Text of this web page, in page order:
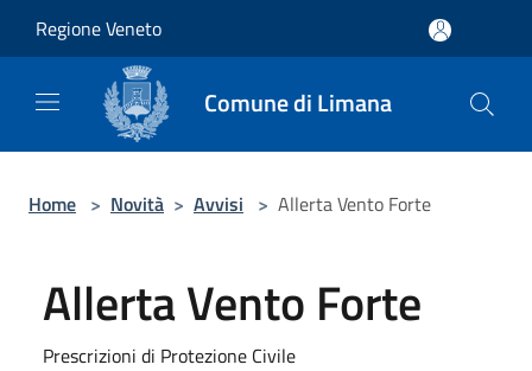
Regione Veneto
Comune di Limana
Home > Novità > Avvisi > Allerta Vento Forte
Allerta Vento Forte
Prescrizioni di Protezione Civile